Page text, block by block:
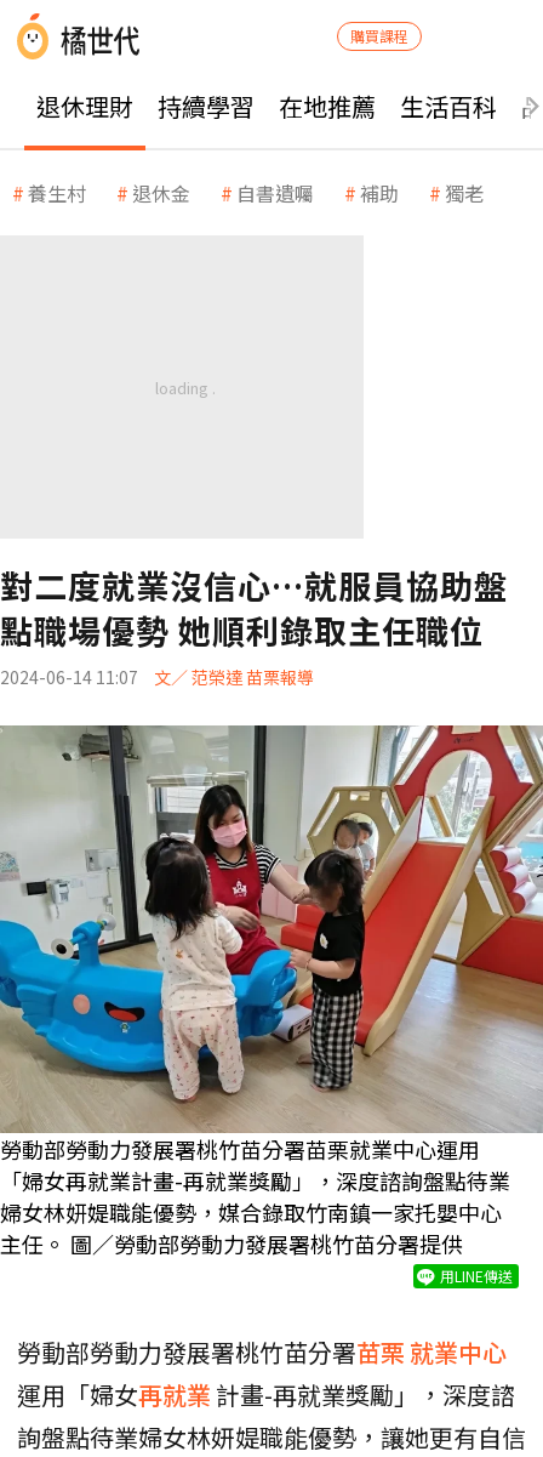
購買課程
退休理財 持續學習 在地推薦 生活百科
養生村 退休金 自書遺囑 補助 獨老
對二度就業沒信心…就服員協助盤
點職場優勢 她順利錄取主任職位
2024-06-14 11:07 文／ 范榮達 苗栗報導
勞動部勞動力發展署桃竹苗分署苗栗就業中心運用
「婦女再就業計畫-再就業獎勵」，深度諮詢盤點待業
婦女林妍媞職能優勢，媒合錄取竹南鎮一家托嬰中心
主任。 圖／勞動部勞動力發展署桃竹苗分署提供
用LINE傳送
勞動部勞動力發展署桃竹苗分署苗栗 就業中心
運用「婦女再就業 計畫-再就業獎勵」，深度諮
詢盤點待業婦女林妍媞職能優勢，讓她更有自信